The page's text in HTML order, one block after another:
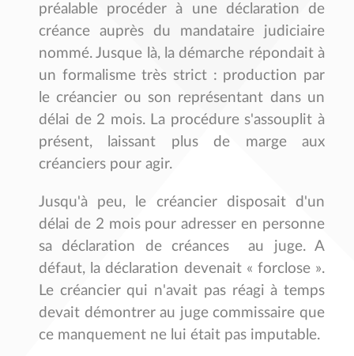
préalable procéder à une déclaration de
créance auprès du mandataire judiciaire
nommé. Jusque là, la démarche répondait à
un formalisme très strict : production par
le créancier ou son représentant dans un
délai de 2 mois. La procédure s'assouplit à
présent, laissant plus de marge aux
créanciers pour agir.
Jusqu'à peu, le créancier disposait d'un
délai de 2 mois pour adresser en personne
sa déclaration de créances au juge. A
défaut, la déclaration devenait « forclose ».
Le créancier qui n'avait pas réagi à temps
devait démontrer au juge commissaire que
ce manquement ne lui était pas imputable.